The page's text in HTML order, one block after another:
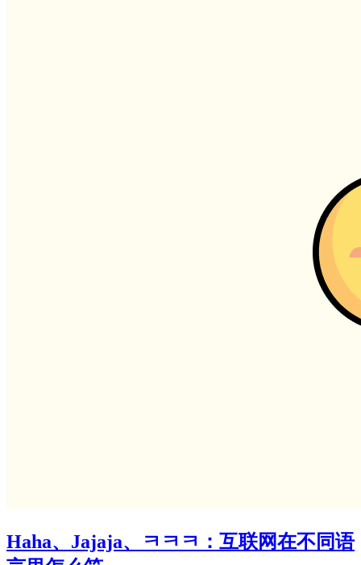
Haha、Jajaja、ㅋㅋㅋ：互联网在不同语